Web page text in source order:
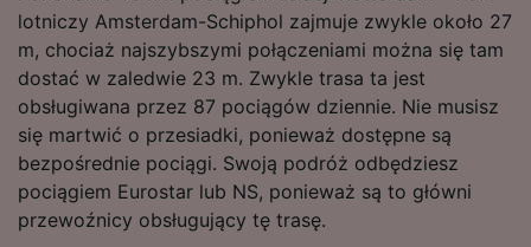
lotniczy Amsterdam-Schiphol zajmuje zwykle około 27
m, chociaż najszybszymi połączeniami można się tam
dostać w zaledwie 23 m. Zwykle trasa ta jest
obsługiwana przez 87 pociągów dziennie. Nie musisz
się martwić o przesiadki, ponieważ dostępne są
bezpośrednie pociągi. Swoją podróż odbędziesz
pociągiem Eurostar lub NS, ponieważ są to główni
przewoźnicy obsługujący tę trasę.